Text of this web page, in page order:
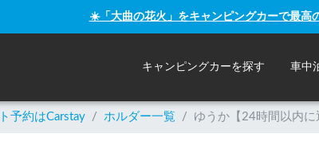
☀️「大曲の花火」をキャンピングカーで最高
キャンピングカーを探す 車中
予約はCarstay / ホルダー一覧 / ゆうか【24時間以内に